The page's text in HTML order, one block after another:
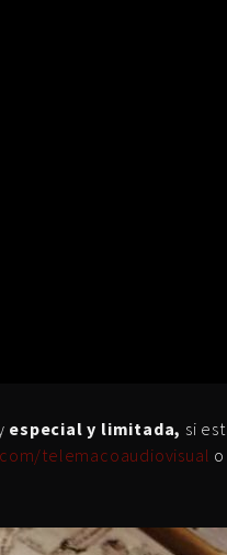
especial y limitada, si
telemacoaudiovisual